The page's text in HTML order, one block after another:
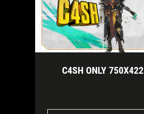
C4SH ONLY 750X422